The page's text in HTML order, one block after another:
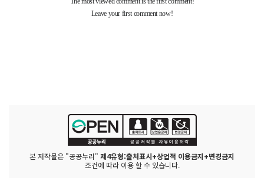
본 저작물은 "공공누리" 제4유형:출처표시+상업적 이용금지+변경금지
조건에 따라 이용 할 수 있습니다.